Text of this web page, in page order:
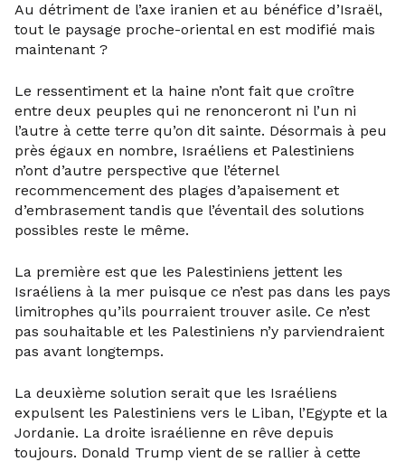
Au détriment de l’axe iranien et au bénéfice d’Israël,
tout le paysage proche-oriental en est modifié mais
maintenant ?
Le ressentiment et la haine n’ont fait que croître
entre deux peuples qui ne renonceront ni l’un ni
l’autre à cette terre qu’on dit sainte. Désormais à peu
près égaux en nombre, Israéliens et Palestiniens
n’ont d’autre perspective que l’éternel
recommencement des plages d’apaisement et
d’embrasement tandis que l’éventail des solutions
possibles reste le même.
La première est que les Palestiniens jettent les
Israéliens à la mer puisque ce n’est pas dans les pays
limitrophes qu’ils pourraient trouver asile. Ce n’est
pas souhaitable et les Palestiniens n’y parviendraient
pas avant longtemps.
La deuxième solution serait que les Israéliens
expulsent les Palestiniens vers le Liban, l’Egypte et la
Jordanie. La droite israélienne en rêve depuis
toujours. Donald Trump vient de se rallier à cette